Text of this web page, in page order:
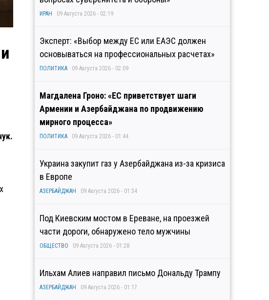
ИРАН 09 Августа 2026 - 02:19
Эксперт: «Выбор между ЕС или ЕАЭС должен
основываться на профессиональных расчетах»
ПОЛИТИКА 09 Августа 2026 - 02:09
Магдалена Гроно: «ЕС приветствует шаги
Армении и Азербайджана по продвижению
мирного процесса»
ПОЛИТИКА 09 Августа 2026 - 01:44
Украина закупит газ у Азербайджана из-за кризиса
в Европе
АЗЕРБАЙДЖАН 09 Августа 2026 - 01:34
Под Киевским мостом в Ереване, на проезжей
части дороги, обнаружено тело мужчины
ОБЩЕСТВО 09 Августа 2026 - 01:28
Ильхам Алиев направил письмо Дональду Трампу
АЗЕРБАЙДЖАН 09 Августа 2026 - 01:17